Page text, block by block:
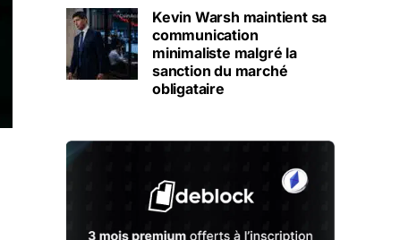
Kevin Warsh maintient sa
communication
minimaliste malgré la
sanction du marché
obligataire